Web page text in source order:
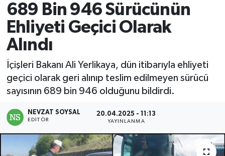
689 Bin 946 Sürücünün
Ehliyeti Geçici Olarak
Alındı
İçişleri Bakanı Ali Yerlikaya, dün itibarıyla ehliyeti
geçici olarak geri alınıp teslim edilmeyen sürücü
sayısının 689 bin 946 olduğunu bildirdi.
NEVZAT SOYSAL
EDITÖR
20.04.2025 - 11:13
YAYINLANMA
Kültür & Sanat
Politika
Spor
Turizm
Süper Lig Puan Durumu ve Fikstür
Tüm Manşetler
Son Dakika Haberleri
Haber Arşivi